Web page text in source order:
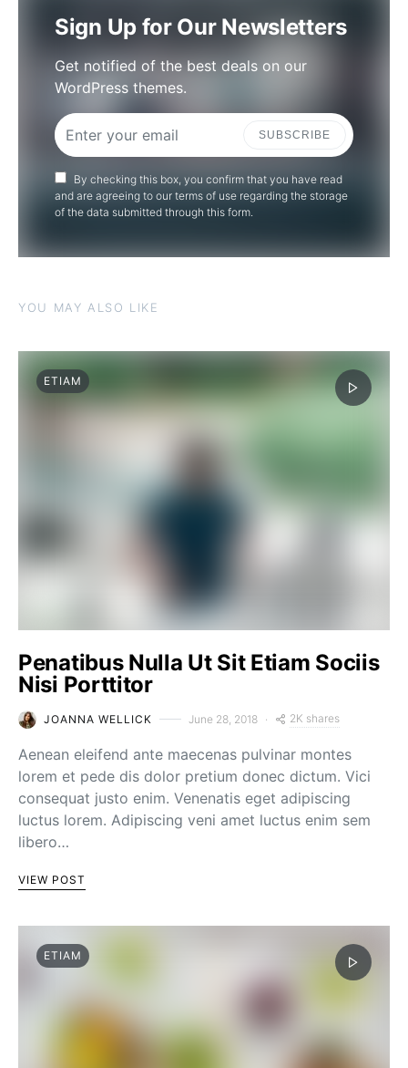
Sign Up for Our Newsletters
Get notified of the best deals on our
WordPress themes.
SUBSCRIBE
By checking this box, you confirm that you have read
and are agreeing to our terms of use regarding the storage
of the data submitted through this form.
YOU MAY ALSO LIKE
ETIAM
Penatibus Nulla Ut Sit Etiam Sociis
Nisi Porttitor
JOANNA WELLICK June 28, 2018 2K shares
Aenean eleifend ante maecenas pulvinar montes
lorem et pede dis dolor pretium donec dictum. Vici
consequat justo enim. Venenatis eget adipiscing
luctus lorem. Adipiscing veni amet luctus enim sem
libero…
VIEW POST
ETIAM